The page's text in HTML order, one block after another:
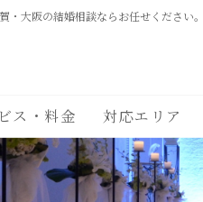
・大阪の結婚相談ならお任せください。
ス・料金 対応エリア